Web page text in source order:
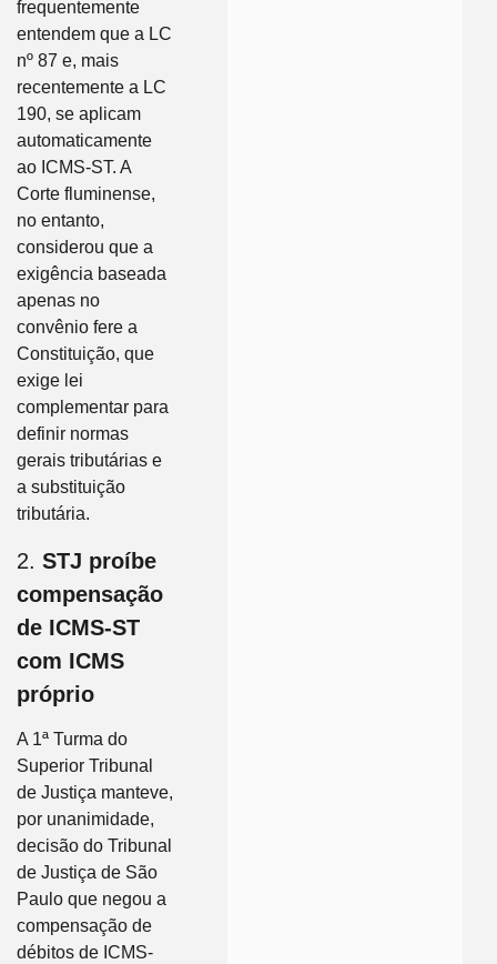
frequentemente
entendem que a LC
nº 87 e, mais
recentemente a LC
190, se aplicam
automaticamente
ao ICMS-ST. A
Corte fluminense,
no entanto,
considerou que a
exigência baseada
apenas no
convênio fere a
Constituição, que
exige lei
complementar para
definir normas
gerais tributárias e
a substituição
tributária.
2. STJ proíbe
compensação
de ICMS-ST
com ICMS
próprio
A 1ª Turma do
Superior Tribunal
de Justiça manteve,
por unanimidade,
decisão do Tribunal
de Justiça de São
Paulo que negou a
compensação de
débitos de ICMS-